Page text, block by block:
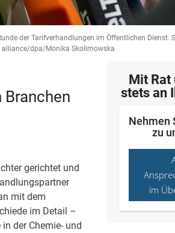
der Tarifverhandlungen im Öffentlichen Dienst.
alliance/dpa/Monika Skolimowska
gerichtet und
mit dem
im Detail –
der Chemie- und
Mit Rat
stets an
Nehmen
zu
im